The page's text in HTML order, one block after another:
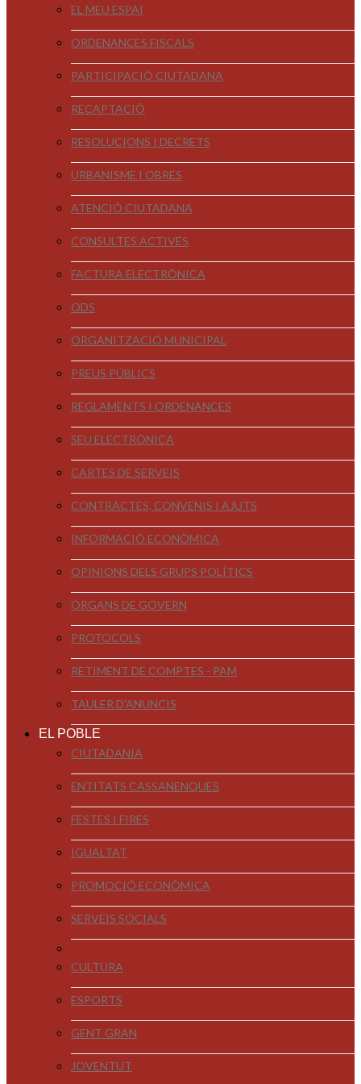
EL MEU ESPAI
ORDENANCES FISCALS
PARTICIPACIÓ CIUTADANA
RECAPTACIÓ
RESOLUCIONS I DECRETS
URBANISME I OBRES
ATENCIÓ CIUTADANA
CONSULTES ACTIVES
FACTURA ELECTRÒNICA
ODS
ORGANITZACIÓ MUNICIPAL
PREUS PÚBLICS
REGLAMENTS I ORDENANCES
SEU ELECTRÒNICA
CARTES DE SERVEIS
CONTRACTES, CONVENIS I AJUTS
INFORMACIÓ ECONÒMICA
OPINIONS DELS GRUPS POLÍTICS
ÒRGANS DE GOVERN
PROTOCOLS
RETIMENT DE COMPTES - PAM
TAULER D'ANUNCIS
EL POBLE
CIUTADANIA
ENTITATS CASSANENQUES
FESTES I FIRES
IGUALTAT
PROMOCIÓ ECONÒMICA
SERVEIS SOCIALS
CULTURA
ESPORTS
GENT GRAN
JOVENTUT